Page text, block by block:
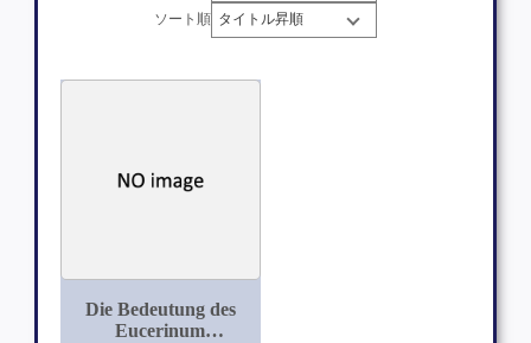
ソート順
Die Bedeutung des
Eucerinum